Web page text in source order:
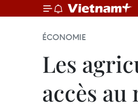
ÉCONOMIE
Les
accès